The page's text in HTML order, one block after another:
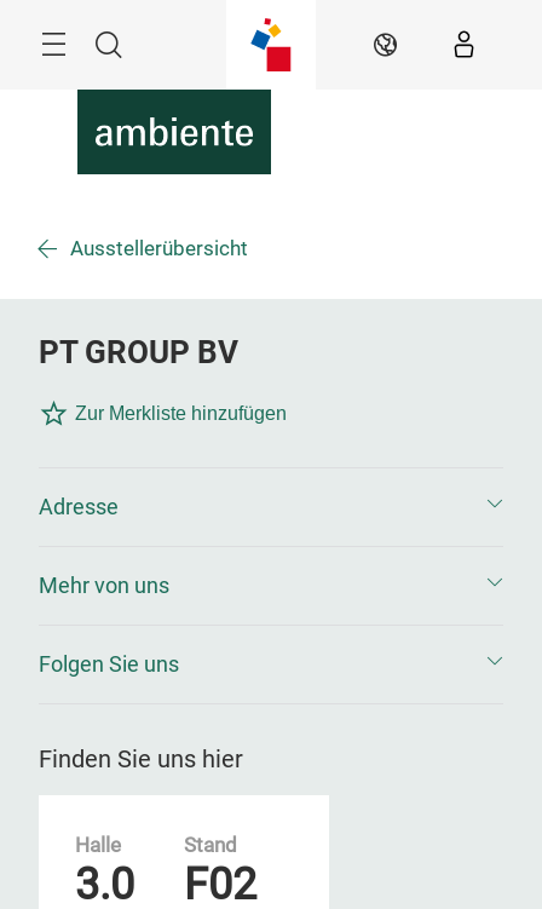
Suche DE
Ausstellerübersicht
PT GROUP BV
Zur Merkliste hinzufügen
Adresse
Mehr von uns
Folgen Sie uns
Finden Sie uns hier
Halle
3.0
Stand
F02